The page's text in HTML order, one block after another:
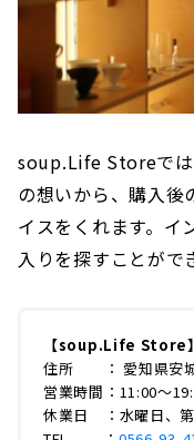
soup.Life Storeでは
の想いから、購入後
イスをくれます。イ
入りを探すことがで
【soup.Life Store】
住所 ： 愛知県安城
営業時間：11:00〜
休業日 ：水曜日、